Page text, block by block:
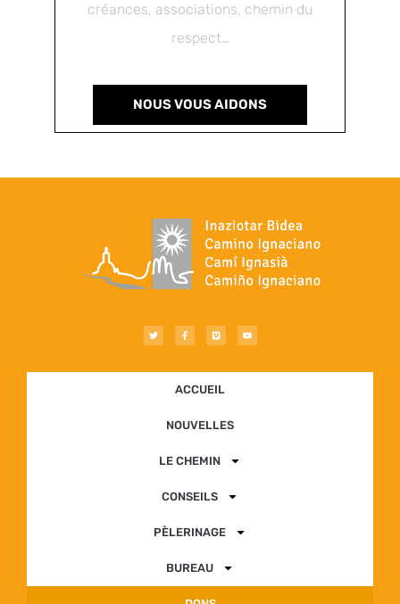
créances, associations, chemin du
respect…
NOUS VOUS AIDONS
ACCUEIL
NOUVELLES
LE CHEMIN
CONSEILS
PÈLERINAGE
BUREAU